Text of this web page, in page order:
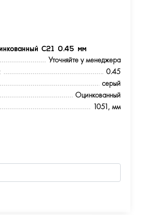
С21 0.45 мм
Уточняйте у менеджера
0.45
серый
Оцинкованный
1051, мм